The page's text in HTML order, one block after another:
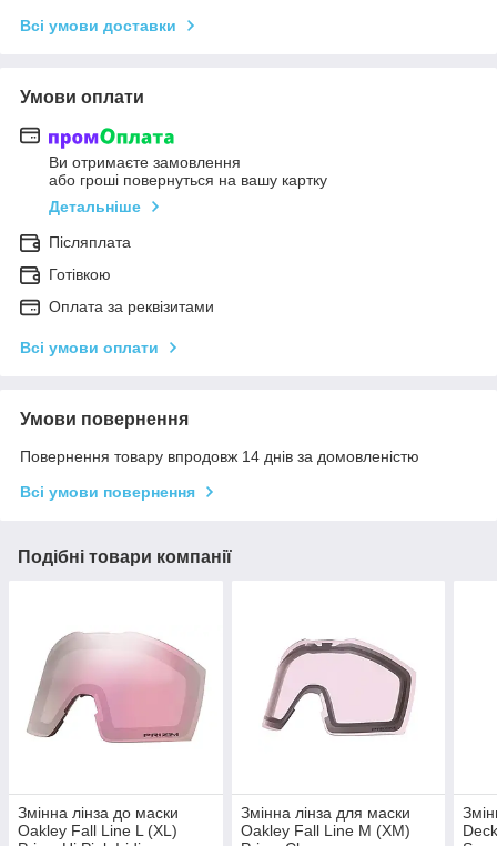
Всі умови доставки
Умови оплати
Ви отримаєте замовлення
або гроші повернуться на вашу картку
Детальніше
Післяплата
Готівкою
Оплата за реквізитами
Всі умови оплати
Умови повернення
Повернення товару впродовж 14 днів за домовленістю
Всі умови повернення
Подібні товари компанії
Змінна лінза до маски
Oakley Fall Line L (XL)
Змінна лінза для маски
Oakley Fall Line M (XM)